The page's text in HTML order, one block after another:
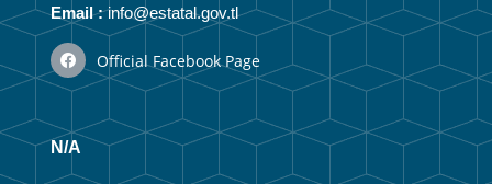
Email :info@estatal.gov.tl
Official Facebook Page
N/A